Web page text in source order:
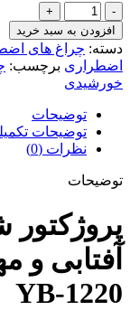
پروژکتور
شارژی
خورشیدی
آفتابی
و
مهتابی
پاوربانکدار
مدل
YB-
عدد
افزودن به سبد خرید
دسته: چراغ های
اضطراری برچسب:
خورشیدی
توضیحات
توضیحات
نظرات (0)
توضیحات
آفتابی و
YB-1220